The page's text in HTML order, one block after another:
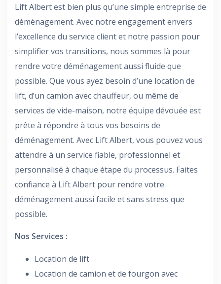
Lift Albert est bien plus qu’une simple entreprise de
déménagement. Avec notre engagement envers
l’excellence du service client et notre passion pour
simplifier vos transitions, nous sommes là pour
rendre votre déménagement aussi fluide que
possible. Que vous ayez besoin d’une location de
lift, d’un camion avec chauffeur, ou même de
services de vide-maison, notre équipe dévouée est
prête à répondre à tous vos besoins de
déménagement. Avec Lift Albert, vous pouvez vous
attendre à un service fiable, professionnel et
personnalisé à chaque étape du processus. Faites
confiance à Lift Albert pour rendre votre
déménagement aussi facile et sans stress que
possible.
Nos Services :
Location de lift
Location de camion et de fourgon avec